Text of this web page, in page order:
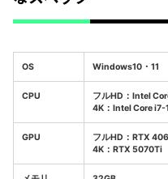
OS Windows10・11
CPU フルHD： Intel
4K： Intel Core i7-
GPU フルHD： RTX
4K： RTX 5070Ti